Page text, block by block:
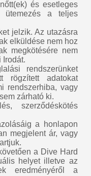
és esetleges
ütemezés a teljes
jelzik. Az utazásra
elküldése nem hoz
megkötésére nem
Irodát.
rendszerünket
rögzített adatokat
rendszerhiba, vagy
zárható ki.
szerződéskötés
a honlapon
megjelent ár, vagy
a Dive Hard
helyet illetve az
eredményéről a